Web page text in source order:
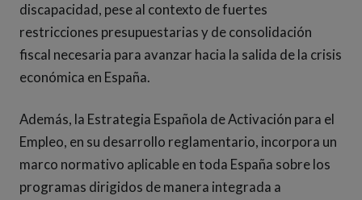
discapacidad, pese al contexto de fuertes
restricciones presupuestarias y de consolidación
fiscal necesaria para avanzar hacia la salida de la crisis
económica en España.
Además, la Estrategia Española de Activación para el
Empleo, en su desarrollo reglamentario, incorpora un
marco normativo aplicable en toda España sobre los
programas dirigidos de manera integrada a